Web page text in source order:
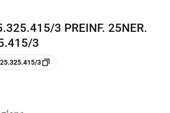
3 PREINF. 25NER.
3
3